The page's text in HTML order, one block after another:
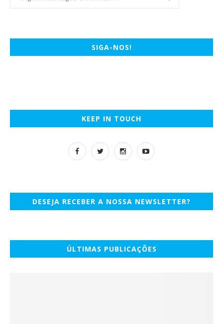
SIGA-NOS!
KEEP IN TOUCH
DESEJA RECEBER A NOSSA NEWSLETTER?
ÚLTIMAS PUBLICAÇÕES